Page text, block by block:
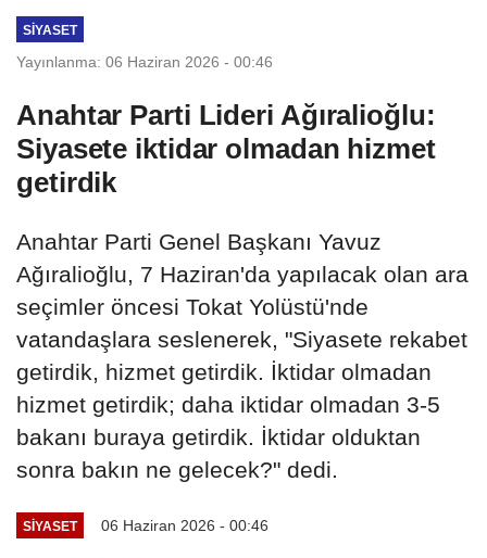
SIYASET
Yayınlanma: 06 Haziran 2026 - 00:46
Anahtar Parti Lideri Ağıralioğlu:
Siyasete iktidar olmadan hizmet
getirdik
Anahtar Parti Genel Başkanı Yavuz
Ağıralioğlu, 7 Haziran'da yapılacak olan ara
seçimler öncesi Tokat Yolüstü'nde
vatandaşlara seslenerek, "Siyasete rekabet
getirdik, hizmet getirdik. İktidar olmadan
hizmet getirdik; daha iktidar olmadan 3-5
bakanı buraya getirdik. İktidar olduktan
sonra bakın ne gelecek?" dedi.
SIYASET 06 Haziran 2026 - 00:46